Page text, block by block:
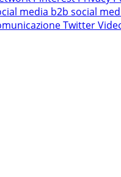
media b2b social
Twitter